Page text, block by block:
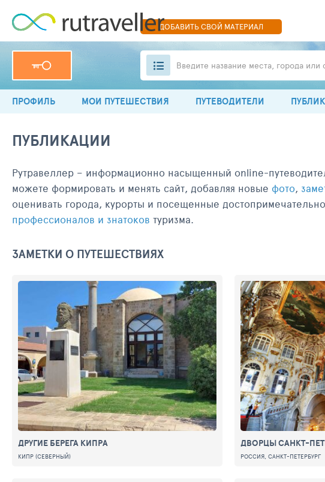
ДОБАВИТЬСВОЙ МАТЕРИАЛ
Введите название места, города или
ПРОФИЛЬ МОИ ПУТЕШЕСТВИЯ ПУТЕВОДИТЕЛИ
ПУБЛИКАЦИИ
Рутравеллер – информационно насыщенный online-
можете формировать и менять сайт, добавляя новые фото,
оценивать города, курорты и посещенные
профессионалов и знатоков туризма.
ЗАМЕТКИ О ПУТЕШЕСТВИЯХ
ДРУГИЕ БЕРЕГА КИПРА
КИПР (СЕВЕРНЫЙ)
ДВОРЦЫ САНКТ-
РОССИЯ, САНКТ-ПЕТЕРБУРГ